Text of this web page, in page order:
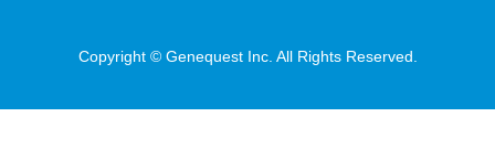
Copyright © Genequest Inc. All Rights Reserved.